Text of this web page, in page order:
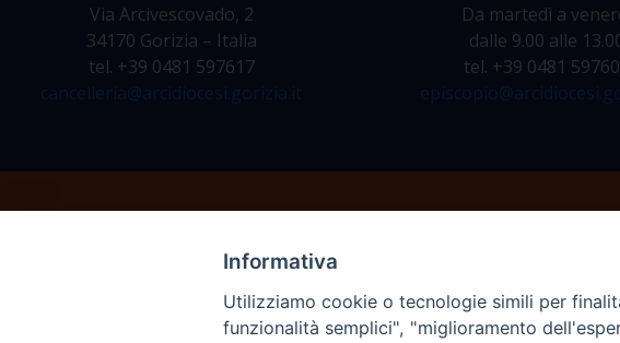
Via Arcivescovado, 2
34170 Gorizia – Italia
tel. +39 0481 597617
cancelleria@arcidiocesi.gorizia.it
Da martedì a
dalle 9.00 alle
tel. +39 0481
Informativa
Utilizziamo cookie o tecnologie simili per
funzionalità semplici", "miglioramento